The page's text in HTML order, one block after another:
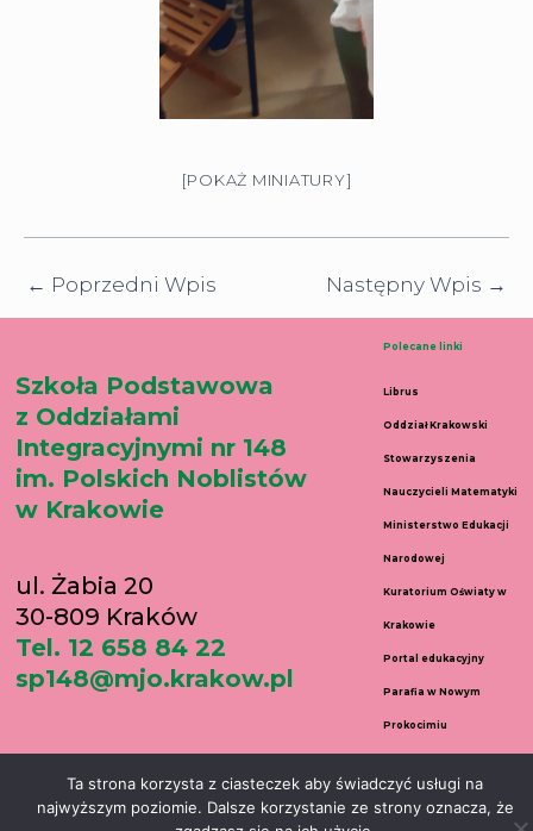
[POKAŻ MINIATURY]
← Poprzedni Wpis Następny Wpis →
Szkoła Podstawowa
z Oddziałami
Integracyjnymi nr 148
im. Polskich Noblistów
w Krakowie
ul. Żabia 20
30-809 Kraków
Tel. 12 658 84 22
sp148@mjo.krakow.pl
Polecane linki
Librus
Oddział Krakowski
Stowarzyszenia
Nauczycieli Matematyki
Ministerstwo Edukacji
Narodowej
Kuratorium Oświaty w
Krakowie
Portal edukacyjny
Parafia w Nowym
Prokocimiu
Copyright © 2026 Szkoła Podstawowa nr 148 w Krakowie | Created by Daniel
Wełnicki
Ta strona korzysta z ciasteczek aby świadczyć usługi na
najwyższym poziomie. Dalsze korzystanie ze strony oznacza, że